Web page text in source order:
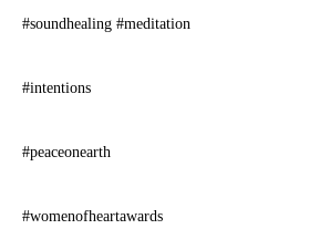
#soundhealing #meditation
#intentions
#peaceonearth
#womenofheartawards